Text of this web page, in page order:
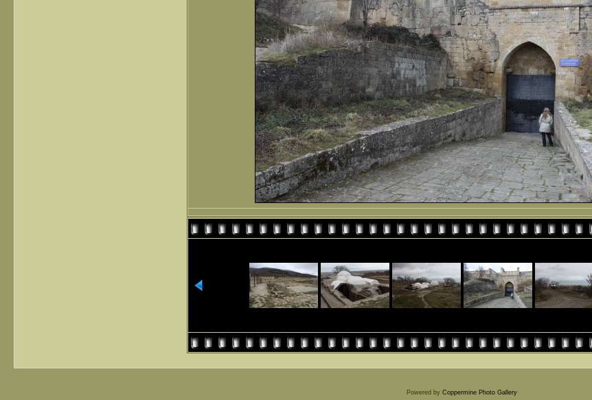
Powered by Coppermine Photo Gallery